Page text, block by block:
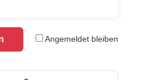
Angemeldet bleiben